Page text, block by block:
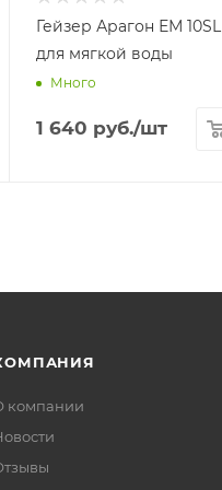
Гейзер Арагон ЕМ 10SL
для мягкой воды
Много
1 640 руб./шт
компании